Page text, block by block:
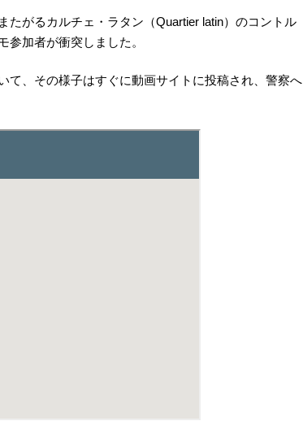
たがるカルチェ・ラタン（Quartier latin）のコントル
参加者が衝突しました。
て、その様子はすぐに動画サイトに投稿され、警察へ